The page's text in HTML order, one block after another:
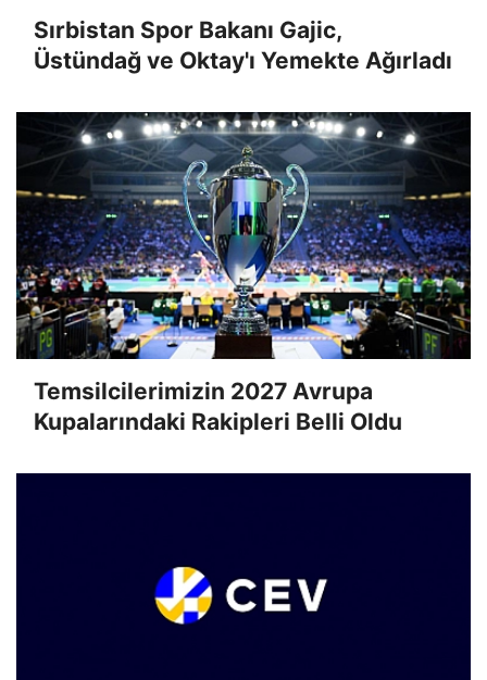
Sırbistan Spor Bakanı Gajic,
Üstündağ ve Oktay'ı Yemekte Ağırladı
Temsilcilerimizin 2027 Avrupa
Kupalarındaki Rakipleri Belli Oldu